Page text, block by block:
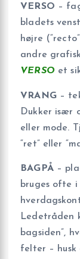
VERSO –
bladets
højre
andre
VERSO et
VRANG–
Dukker især
eller mode.
“ret” eller
BAGPÅ–
bruges ofte i
Ledetråden
bagsiden”,
felter – husk